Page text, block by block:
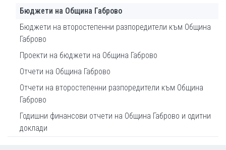
Бюджети на Община Габрово
Бюджети на второстепенни разпоредители към Община
Габрово
Проекти на бюджети на Община Габрово
Отчети на Община Габрово
Отчети на второстепенни разпоредители към Община
Габрово
Годишни финансови отчети на Община Габрово и одитни
доклади